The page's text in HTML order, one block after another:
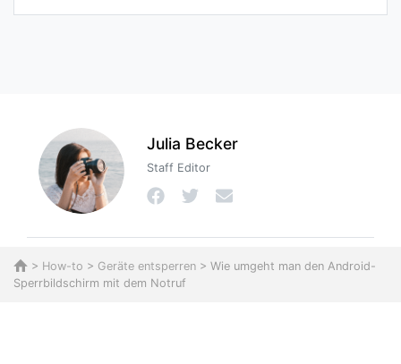
Julia Becker
Staff Editor
> How-to > Geräte entsperren > Wie umgeht man den Android-
Sperrbildschirm mit dem Notruf